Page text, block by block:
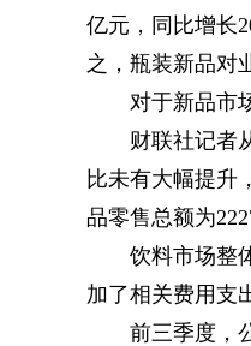
亿元，同比增长
之，瓶装新品对
对于新品市
财联社记者
比未有大幅提升
品零售总额为
饮料市场整
加了相关费用支
前三季度，